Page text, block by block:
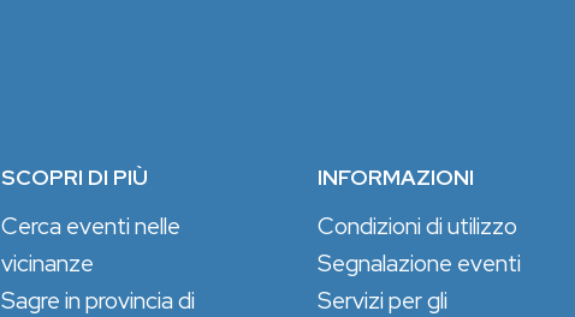
SCOPRI DI PIÙ
Cerca eventi nelle
vicinanze
Sagre in provincia di
INFORMAZIONI
Condizioni di utilizzo
Segnalazione eventi
Servizi per gli